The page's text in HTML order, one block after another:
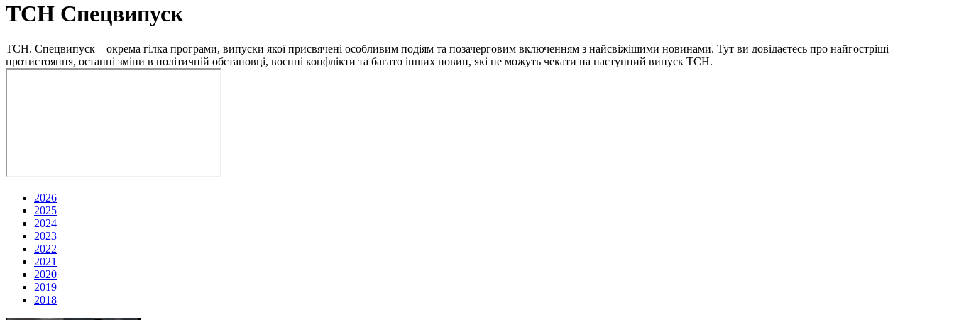
ТСН Спецвипуск
ТСН. Спецвипуск – окрема гілка програми, випуски якої присвячені особливим подіям та позачерговим включенням з найсвіжішими новинами. Тут ви довідаєтесь про найгостріші
протистояння, останні зміни в політичній обстановці, воєнні конфлікти та багато інших новин, які не можуть чекати на наступний випуск ТСН.
2026
2025
2024
2023
2022
2021
2020
2019
2018